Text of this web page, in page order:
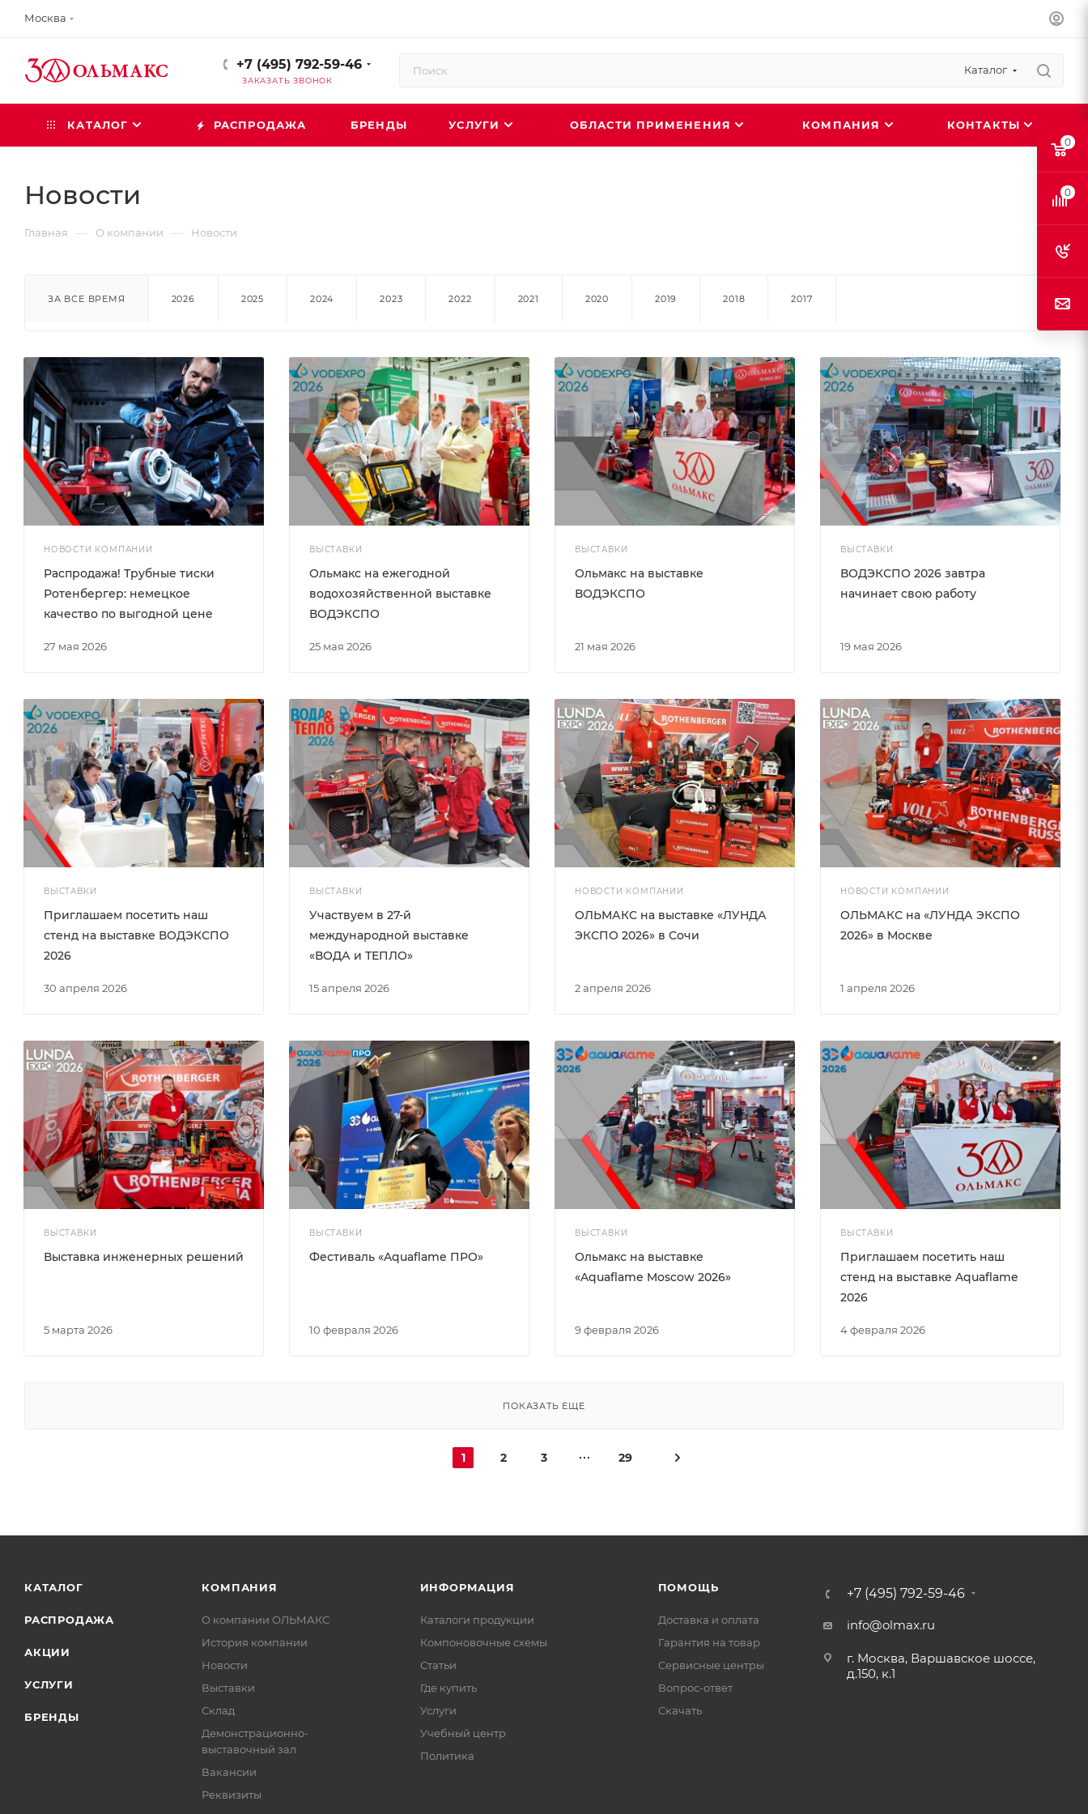
Москва
+7 (495) 792-59-46
ЗАКАЗАТЬ ЗВОНОК
Каталог
КАТАЛОГ РАСПРОДАЖА БРЕНДЫ УСЛУГИ ОБЛАСТИ ПРИМЕНЕНИЯ КОМПАНИЯ КОНТАКТЫ
Новости
Главная — О компании — Новости
ЗА ВСЕ ВРЕМЯ 2026 2025 2024 2023 2022 2021 2020 2019 2018 2017
НОВОСТИ КОМПАНИИ
27 мая 2026
Распродажа! Трубные тиски
Ротенбергер: немецкое
качество по выгодной цене
ВЫСТАВКИ
25 мая 2026
Ольмакс на ежегодной
водохозяйственной выставке
ВОДЭКСПО
ВЫСТАВКИ
21 мая 2026
Ольмакс на выставке
ВОДЭКСПО
ВЫСТАВКИ
19 мая 2026
ВОДЭКСПО 2026 завтра
начинает свою работу
ВЫСТАВКИ
30 апреля 2026
Приглашаем посетить наш
стенд на выставке ВОДЭКСПО
2026
ВЫСТАВКИ
15 апреля 2026
Участвуем в 27-й
международной выставке
«ВОДА и ТЕПЛО»
НОВОСТИ КОМПАНИИ
2 апреля 2026
ОЛЬМАКС на выставке «ЛУНДА
ЭКСПО 2026» в Сочи
НОВОСТИ КОМПАНИИ
1 апреля 2026
ОЛЬМАКС на «ЛУНДА ЭКСПО
2026» в Москве
ВЫСТАВКИ
5 марта 2026
Выставка инженерных решений
ВЫСТАВКИ
10 февраля 2026
Фестиваль «Aquaflame ПРО»
ВЫСТАВКИ
9 февраля 2026
Ольмакс на выставке
«Aquaflame Moscow 2026»
ВЫСТАВКИ
4 февраля 2026
Приглашаем посетить наш
стенд на выставке Aquaflame
2026
ПОКАЗАТЬ ЕЩЕ
1 2 3 29
КАТАЛОГ
РАСПРОДАЖА
АКЦИИ
УСЛУГИ
БРЕНДЫ
КОМПАНИЯ
О компании ОЛЬМАКС
История компании
Новости
Выставки
Склад
Демонстрационно-
выставочный зал
Вакансии
Реквизиты
ИНФОРМАЦИЯ
Каталоги продукции
Компоновочные схемы
Статьи
Где купить
Услуги
Учебный центр
Политика
ПОМОЩЬ
Доставка и оплата
Гарантия на товар
Сервисные центры
Вопрос-ответ
Скачать
+7 (495) 792-59-46
info@olmax.ru
г. Москва, Варшавское шоссе,
д.150, к.1
0
0